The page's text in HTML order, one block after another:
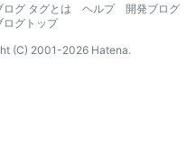
ログ タグとは
ヘルプ
開発ブログ
ログトップ
(C) 2001-2026 Hatena.